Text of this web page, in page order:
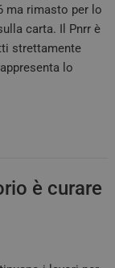
ma rimasto per lo
carta. Il Pnrr è
strettamente
lo
è curare